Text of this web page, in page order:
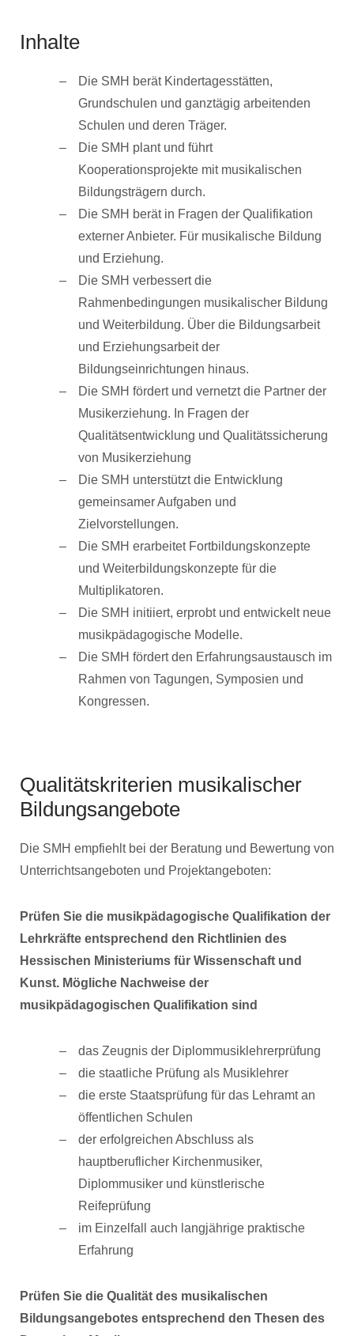
Inhalte
Die SMH berät Kindertagesstätten,
Grundschulen und ganztägig arbeitenden
Schulen und deren Träger.
Die SMH plant und führt
Kooperationsprojekte mit musikalischen
Bildungsträgern durch.
Die SMH berät in Fragen der Qualifikation
externer Anbieter. Für musikalische Bildung
und Erziehung.
Die SMH verbessert die
Rahmenbedingungen musikalischer Bildung
und Weiterbildung. Über die Bildungsarbeit
und Erziehungsarbeit der
Bildungseinrichtungen hinaus.
Die SMH fördert und vernetzt die Partner der
Musikerziehung. In Fragen der
Qualitätsentwicklung und Qualitätssicherung
von Musikerziehung
Die SMH unterstützt die Entwicklung
gemeinsamer Aufgaben und
Zielvorstellungen.
Die SMH erarbeitet Fortbildungskonzepte
und Weiterbildungskonzepte für die
Multiplikatoren.
Die SMH initiiert, erprobt und entwickelt neue
musikpädagogische Modelle.
Die SMH fördert den Erfahrungsaustausch im
Rahmen von Tagungen, Symposien und
Kongressen.
Qualitätskriterien musikalischer
Bildungsangebote
Die SMH empfiehlt bei der Beratung und Bewertung von
Unterrichtsangeboten und Projektangeboten:
Prüfen Sie die musikpädagogische Qualifikation der
Lehrkräfte entsprechend den Richtlinien des
Hessischen Ministeriums für Wissenschaft und
Kunst. Mögliche Nachweise der
musikpädagogischen Qualifikation sind
das Zeugnis der Diplommusiklehrerprüfung
die staatliche Prüfung als Musiklehrer
die erste Staatsprüfung für das Lehramt an
öffentlichen Schulen
der erfolgreichen Abschluss als
hauptberuflicher Kirchenmusiker,
Diplommusiker und künstlerische
Reifeprüfung
im Einzelfall auch langjährige praktische
Erfahrung
Prüfen Sie die Qualität des musikalischen
Bildungsangebotes entsprechend den Thesen des